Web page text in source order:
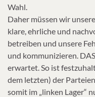
Wahl.
Daher müssen wir
klare, ehrliche und
betreiben und unsere
und kommunizieren.
erwartet. So ist
dem letzten) der
somit im „linken Lager“